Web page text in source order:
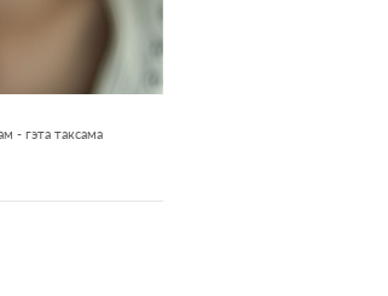
- гэта таксама